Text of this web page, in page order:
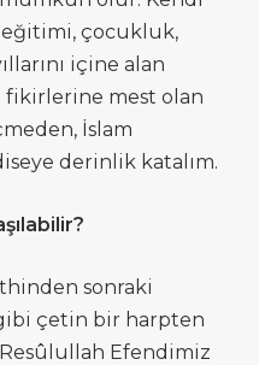
çocukluk,
içine alan
fikirlerine mest olan
İslam
derinlik katalım.
sonraki
çetin bir harpten
Resûlullah Efendimiz